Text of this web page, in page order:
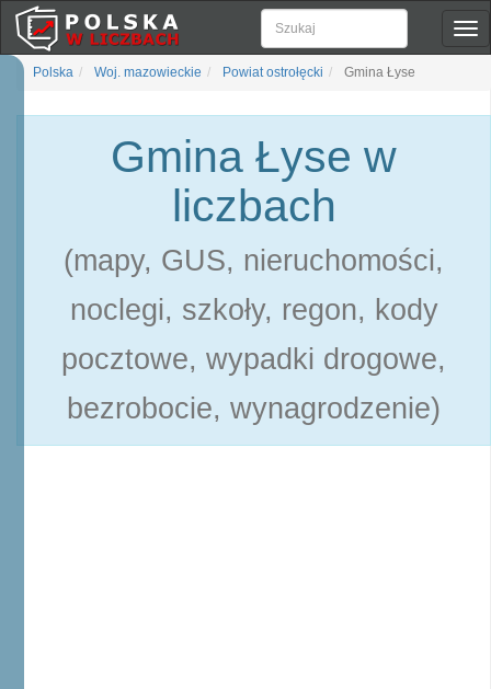
Polska Woj. mazowieckie Powiat ostrołęcki Gmina Łyse
Gmina Łyse w
liczbach
(mapy, GUS, nieruchomości,
noclegi, szkoły, regon, kody
pocztowe, wypadki drogowe,
bezrobocie, wynagrodzenie)